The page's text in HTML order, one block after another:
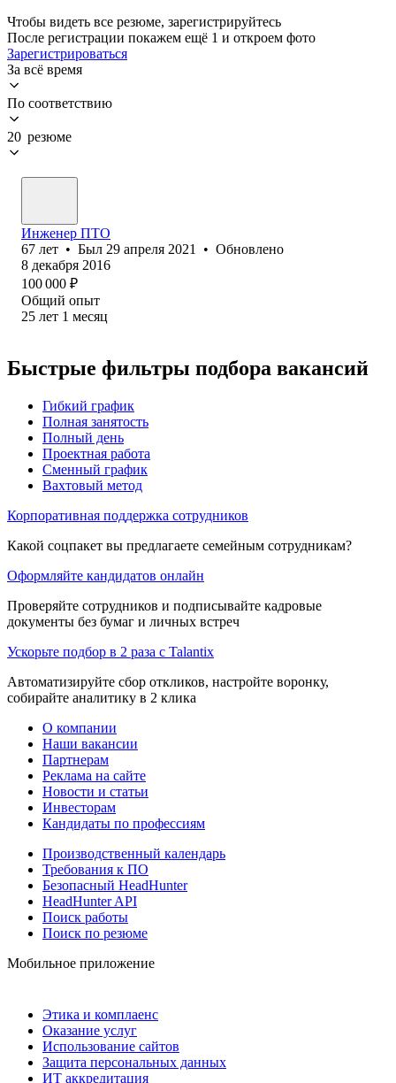
Чтобы видеть все резюме, зарегистрируйтесь
После регистрации покажем ещё 1 и откроем фото
Зарегистрироваться
За всё время
По соответствию
20 резюме
Инженер ПТО
67 лет • Был 29 апреля 2021 • Обновлено
8 декабря 2016
100 000 ₽
Общий опыт
25 лет 1 месяц
Быстрые фильтры подбора вакансий
Гибкий график
Полная занятость
Полный день
Проектная работа
Сменный график
Вахтовый метод
Корпоративная поддержка сотрудников
Какой соцпакет вы предлагаете семейным сотрудникам?
Оформляйте кандидатов онлайн
Проверяйте сотрудников и подписывайте кадровые
документы без бумаг и личных встреч
Ускорьте подбор в 2 раза с Talantix
Автоматизируйте сбор откликов, настройте воронку,
собирайте аналитику в 2 клика
О компании
Наши вакансии
Партнерам
Реклама на сайте
Новости и статьи
Инвесторам
Кандидаты по профессиям
Производственный календарь
Требования к ПО
Безопасный HeadHunter
HeadHunter API
Поиск работы
Поиск по резюме
Мобильное приложение
Этика и комплаенс
Оказание услуг
Использование сайтов
Защита персональных данных
ИТ аккредитация